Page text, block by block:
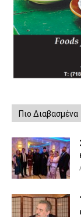
Πιο Διαβασμένα